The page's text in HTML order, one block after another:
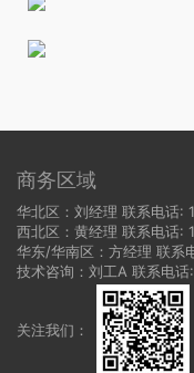
商务区域
华北区：刘经理 联系电话:
西北区：黄经理 联系电话:
华东/华南区：方经理 联
技术咨询：刘工A 联系电
关注我们：